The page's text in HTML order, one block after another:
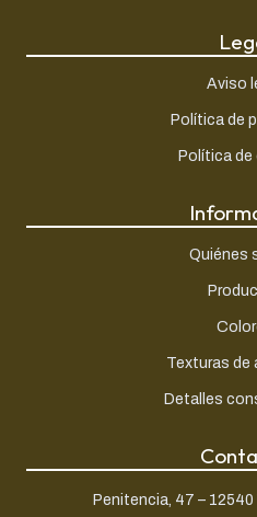
Aviso
Política de
Política
Quiénes
Texturas de
Detalles
Penitencia, 47 –